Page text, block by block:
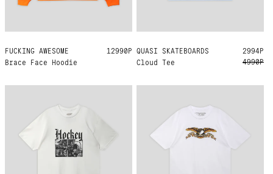
FUCKING AWESOME
Brace Face Hoodie
L XL 12990Р QUASI SKATEBOARDS
Cloud Tee
L XL
2994Р
4990Р